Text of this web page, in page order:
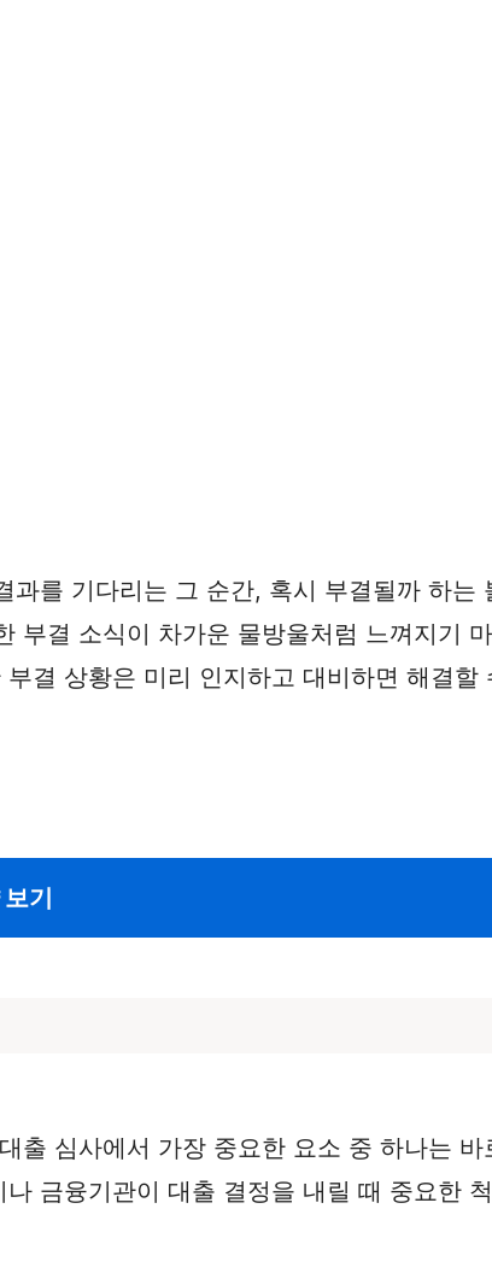
를 기다리는 그 순간, 혹시 부결될까 하는
부결 소식이 차가운 물방울처럼 느껴지기
결 상황은 미리 인지하고 대비하면 해결할
기
출 심사에서 가장 중요한 요소 중 하나는 바
금융기관이 대출 결정을 내릴 때 중요한